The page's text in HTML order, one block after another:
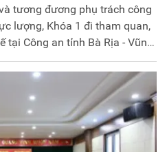
tương đương phụ trách công
lượng, Khóa 1 đi tham quan,
tại Công an tỉnh Bà Rịa - Vũng
Phan Xuân Tuy, Phó
CAND làm Trưởng đoàn.